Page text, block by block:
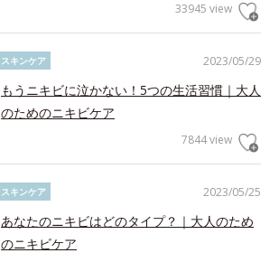
33945 view
2023/05/29
スキンケア
もうニキビに泣かない！5つの生活習慣｜大人
のためのニキビケア
7844 view
2023/05/25
スキンケア
あなたのニキビはどのタイプ？｜大人のため
のニキビケア